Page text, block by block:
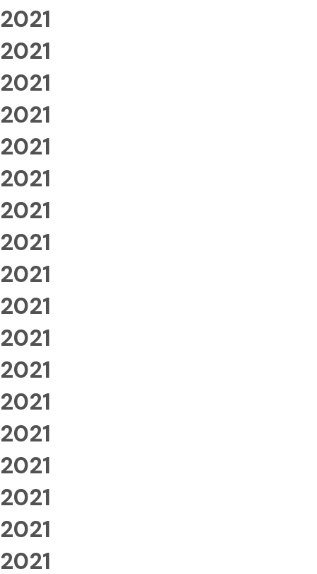
2021
2021
2021
2021
2021
2021
2021
2021
2021
2021
2021
2021
2021
2021
2021
2021
2021
2021